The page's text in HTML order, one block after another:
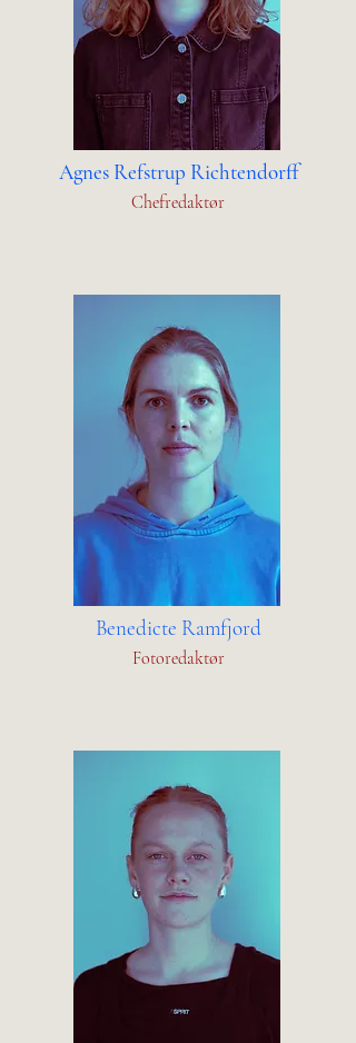
Agnes Refstrup Richtendorff
Chefredaktør
Benedicte Ramfjord
Fotoredaktør